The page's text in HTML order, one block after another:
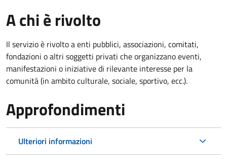
A chi è rivolto
Il servizio è rivolto a enti pubblici, associazioni, comitati,
fondazioni o altri soggetti privati che organizzano eventi,
manifestazioni o iniziative di rilevante interesse per la
comunità (in ambito culturale, sociale, sportivo, ecc.).
Approfondimenti
Ulteriori informazioni